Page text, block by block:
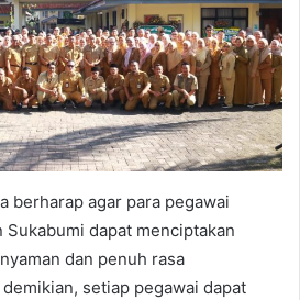
berharap agar para pegawai
dapat menciptakan
dan penuh rasa
setiap pegawai dapat